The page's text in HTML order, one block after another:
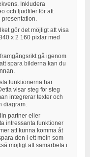
Inkludera
och ljudfiler för att
presentation.
gör det möjligt att visa
x 2 160 pixlar med
gå igenom
spara bilderna kan du
funktionerna har
visar steg för steg
integrerar texter och
diagram.
partner eller
intressanta funktioner
att kunna komma åt
den i ett moln som
möjligt att samarbeta i